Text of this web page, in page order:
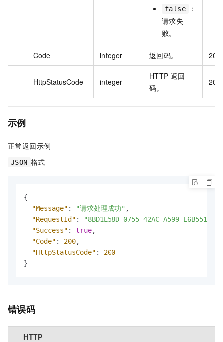
false
：
请求失
败。
Code integer 返回码。 200
HttpStatusCode integer
HTTP 返回
码。
200
示例
正常返回示例
JSON 格式
{
"Message" : "请求处理成功" ,
"RequestId" :
"8BD1E58D-0755-42AC-A599-
"Success" : true,
"Code" : 200,
"HttpStatusCode" :
200
}
错误码
HTTP